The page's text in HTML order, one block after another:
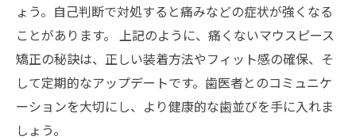
ょう。自己判断で対処すると痛みなどの症状が強くなる
ことがあります。 上記のように、痛くないマウスピース
矯正の秘訣は、正しい装着方法やフィット感の確保、そ
して定期的なアップデートです。歯医者とのコミュニケ
ーションを大切にし、より健康的な歯並びを手に入れま
しょう。